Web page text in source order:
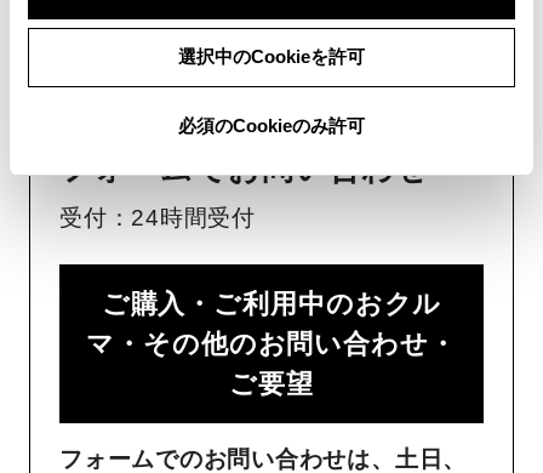
選択中のCookieを許可
必須のCookieのみ許可
フォームでお問い合わせ
受付：24時間受付
ご購入・ご利用中のおクル
マ・その他のお問い合わせ・
ご要望​
フォームでのお問い合わせは、土日、